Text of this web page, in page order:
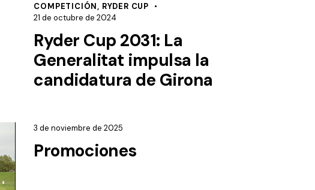
COMPETICIÓN, RYDER CUP
21 de octubre de 2024
Ryder Cup 2031: La
Generalitat impulsa la
candidatura de Girona
3 de noviembre de 2025
Promociones